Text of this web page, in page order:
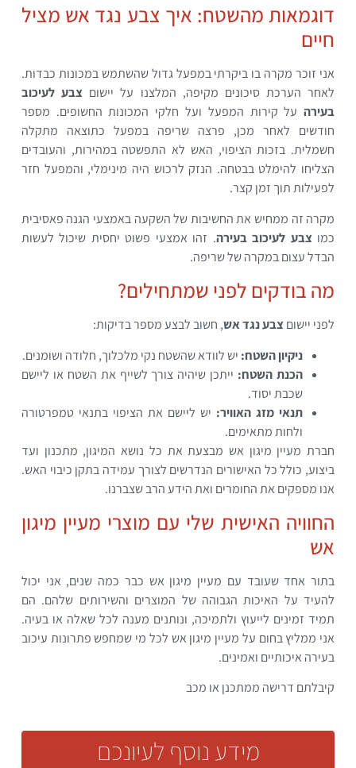
דוגמאות מהשטח: איך צבע נגד אש מציל
חיים
אני זוכר מקרה בו ביקרתי במפעל גדול שהשתמש במכונות כבדות.
לאחר הערכת סיכונים מקיפה, המלצנו על יישום צבע לעיכוב
בעירהעל קירות המפעל ועל חלקי המכונות החשופים. מספר
חודשים לאחר מכן, פרצה שריפה במפעל כתוצאה מתקלה
חשמלית. בזכות הציפוי, האש לא התפשטה במהירות, והעובדים
הצליחו להימלט בבטחה. הנזק לרכוש היה מינימלי, והמפעל חזר
לפעילות תוך זמן קצר.
מקרה זה ממחיש את החשיבות של השקעה באמצעי הגנה פאסיבית
כמו צבע לעיכוב בעירה. זהו אמצעי פשוט יחסית שיכול לעשות
הבדל עצום במקרה של שריפה.
מה בודקים לפני שמתחילים?
לפני יישום צבע נגד אש, חשוב לבצע מספר בדיקות:
ניקיון השטח: יש לוודא שהשטח נקי מלכלוך, חלודה ושומנים.
הכנת השטח: ייתכן שיהיה צורך לשייף את השטח או ליישם
שכבת יסוד.
תנאי מזג האוויר: יש ליישם את הציפוי בתנאי טמפרטורה
ולחות מתאימים.
חברת מעיין מיגון אש מבצעת את כל נושא המיגון, מתכנון ועד
ביצוע, כולל כל האישורים הנדרשים לצורך עמידה בתקן כיבוי האש.
אנו מספקים את החומרים ואת הידע הרב שצברנו.
החוויה האישית שלי עם מוצרי מעיין מיגון
אש
בתור אחד שעובד עם מעיין מיגון אש כבר כמה שנים, אני יכול
להעיד על האיכות הגבוהה של המוצרים והשירותים שלהם. הם
תמיד זמינים לייעוץ ולתמיכה, ונותנים מענה לכל שאלה או בעיה.
אני ממליץ בחום על מעיין מיגון אש לכל מי שמחפש פתרונות עיכוב
בעירה איכותיים ואמינים.
קיבלתם דרישה ממתכנן או מכב
מידע נוסף לעיונכם